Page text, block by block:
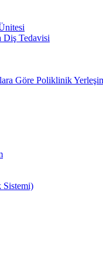
Diş Tedavisi
Göre Poliklinik
Sistemi)